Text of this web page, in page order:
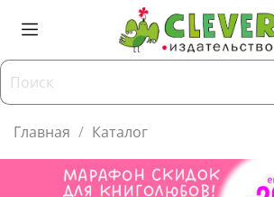
Главная Каталог